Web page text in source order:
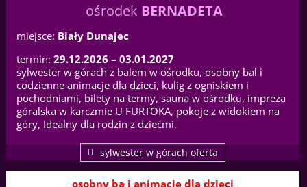
ośrodekBERNADETA
miejsce: Biały Dunajec
termin: 29.12.2026 – 03.01.2027
sylwester w górach z balem w ośrodku, osobny bal i
codzienne animacje dla dzieci, kulig z ogniskiem i
pochodniami, bilety na termy, sauna w ośrodku, impreza
góralska w karczmie U FURTOKA, pokoje z widokiem na
góry, Idealny dla rodzin z dziećmi.
sylwester w górach oferta
osobny ba i animacje dla dzieci